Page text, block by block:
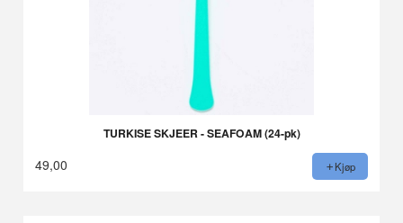
TURKISE SKJEER - SEAFOAM (24-pk)
49,00 Kjøp